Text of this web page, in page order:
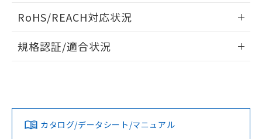
ドすることができます。
ログイン/会員登録
ダウンロードデータをご利用いただく前に、以下を必ずお読
みください。
ソフトウェアの使用条件
RoHS/REACH対応状況
EU RoHS 注意事項・凡例
対応済み
規格認証/適合状況
カタログ/データシート/マニュアル
ものではありません。
また、RoHS指令のフタル酸エステル類４
物質の対応では、対応完了までの期間は出
荷製品に未対応品が混在することから備考
欄に対応日を記載しておりました。